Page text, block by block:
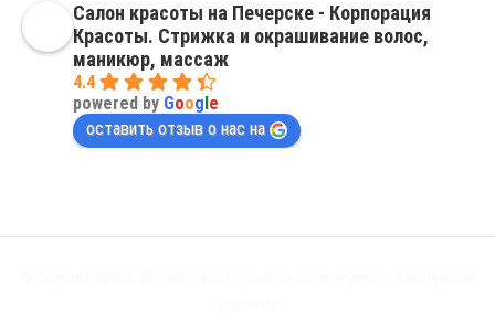
Салон красоты на Печерске - Корпорация
Красоты. Стрижка и окрашивание волос,
маникюр, массаж
4.4
powered by Google
оставить отзыв о нас на